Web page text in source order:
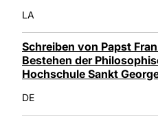
LA
Schreiben von Papst
Bestehen der
Hochschule Sankt
DE